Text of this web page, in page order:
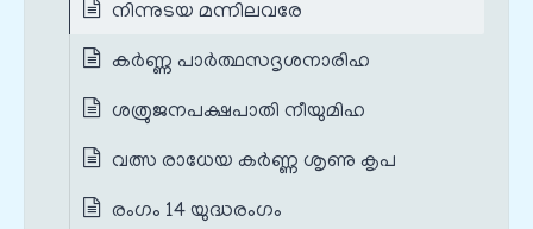
നിന്നുടയ മന്നിലവരേ
കർണ്ണ പാർത്ഥസദൃശനാരിഹ
ശത്രുജനപക്ഷപാതി നീയുമിഹ
വത്സ രാധേയ കർണ്ണ ശൃണു കൃപ
രംഗം 14 യുദ്ധരംഗം